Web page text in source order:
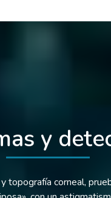
y
topografía corneal,